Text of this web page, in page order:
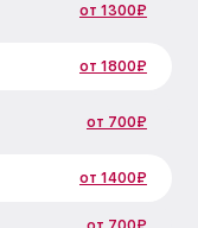
от 1300₽
от 1800₽
от 700₽
от 1400₽